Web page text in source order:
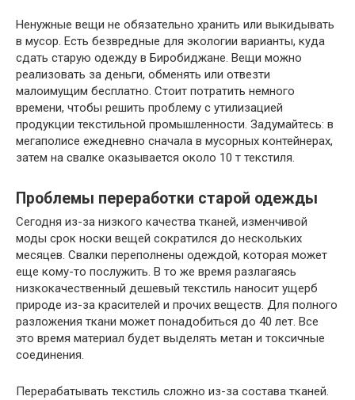
Ненужные вещи не обязательно хранить или выкидывать
в мусор. Есть безвредные для экологии варианты, куда
сдать старую одежду в Биробиджане. Вещи можно
реализовать за деньги, обменять или отвезти
малоимущим бесплатно. Стоит потратить немного
времени, чтобы решить проблему с утилизацией
продукции текстильной промышленности. Задумайтесь: в
мегаполисе ежедневно сначала в мусорных контейнерах,
затем на свалке оказывается около 10 т текстиля.
Проблемы переработки старой одежды
Сегодня из-за низкого качества тканей, изменчивой
моды срок носки вещей сократился до нескольких
месяцев. Свалки переполнены одеждой, которая может
еще кому-то послужить. В то же время разлагаясь
низкокачественный дешевый текстиль наносит ущерб
природе из-за красителей и прочих веществ. Для полного
разложения ткани может понадобиться до 40 лет. Все
это время материал будет выделять метан и токсичные
соединения.
Перерабатывать текстиль сложно из-за состава тканей.